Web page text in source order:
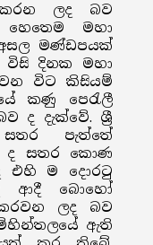
ලද බව
හෙතෙම මහා
මණ්ඩපයක්
විසි දිනක මහා
විට කිසියම්
කණු පෙරැලී
ද දැක්වේ. ශ්‍රී
පැත්තේ
ද සතර කොණ
එහි ම දොරටු
ආදී බොහෝ
ලද බව
මිහින්තලයේ ඇති